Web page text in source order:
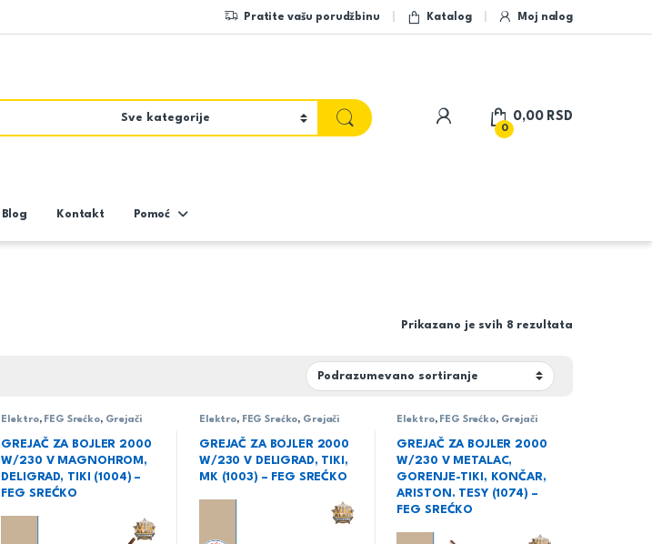
Pratite vašu porudžbinu Katalog Moj nalog
My Account
0
0,00 RSD
Blog Kontakt Pomoć
Prikazano je svih 8 rezultata
Elektro, FEG Srećko, Grejači
GREJAČ ZA BOJLER 2000
W/230 V MAGNOHROM,
DELIGRAD, TIKI (1004) –
FEG SREĆKO
Elektro, FEG Srećko, Grejači
GREJAČ ZA BOJLER 2000
W/230 V DELIGRAD, TIKI,
MK (1003) – FEG SREĆKO
Elektro, FEG Srećko, Grejači
GREJAČ ZA BOJLER 2000
W/230 V METALAC,
GORENJE-TIKI, KONČAR,
ARISTON. TESY (1074) –
FEG SREĆKO